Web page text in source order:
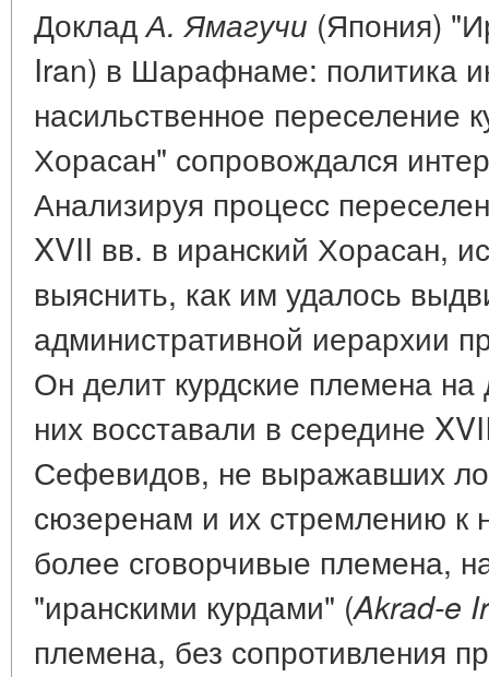
ДокладА. Ямагучи (Япония)
Iran) в Шарафнаме: политика
насильственное переселение
Хорасан" сопровождался
Анализируя процесс
XVII вв. в иранский Хорасан,
выяснить, как им удалось
административной иерархии
Он делит курдские племена
них восставали в середине
Сефевидов, не выражавших
сюзеренам и их стремлению к
более сговорчивые племена,
"иранскими курдами" (Akrad-e
племена, без сопротивления